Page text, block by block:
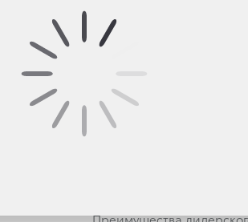
О дилерском центре